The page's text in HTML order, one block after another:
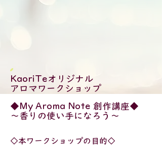
KaoriTeオリジナル
アロマワークショップ
◆My Aroma Note 創作講座◆
～香りの使い手になろう～
◇本ワークショップの目的◇